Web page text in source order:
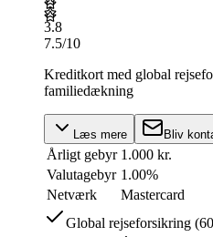
3.8
7.5/10
Kreditkort med global
familiedækning
Læs mere Bliv
Årligt gebyr 1.000 kr.
Valutagebyr 1.00%
Netværk
Mastercard
Global rejseforsikring